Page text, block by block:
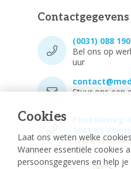
Cookies
Laat ons weten welke
Wanneer essentiële cookies
persoonsgegevens en help
Contactgegevens
(0031) 088
Bel ons op
uur
Stuur ons een
Vind ons op